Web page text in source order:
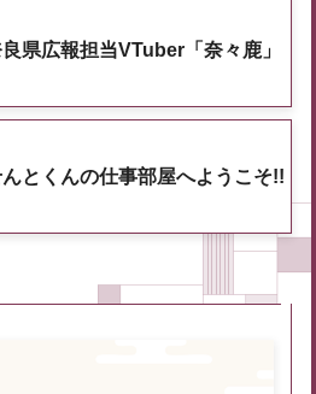
県広報担当VTuber「奈々鹿」
とくんの仕事部屋へようこそ!!